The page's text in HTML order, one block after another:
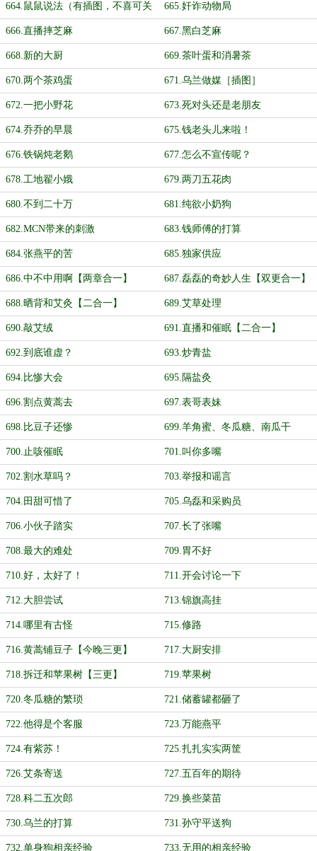
664.鼠鼠说法（有插图，不喜可关
设置）
665.奸诈动物局
666.直播摔芝麻 667.黑白芝麻
668.新的大厨 669.茶叶蛋和消暑茶
670.两个茶鸡蛋 671.乌兰做媒［插图］
672.一把小野花 673.死对头还是老朋友
674.乔乔的早晨 675.钱老头儿来啦！
676.铁锅炖老鹅 677.怎么不宣传呢？
678.工地翟小娥 679.两刀五花肉
680.不到二十万 681.纯欲小奶狗
682.MCN带来的刺激 683.钱师傅的打算
684.张燕平的苦 685.独家供应
686.中不中用啊【两章合一】 687.磊磊的奇妙人生【双更合一】
688.晒背和艾灸【二合一】 689.艾草处理
690.敲艾绒 691.直播和催眠【二合一】
692.到底谁虚？ 693.炒青盐
694.比惨大会 695.隔盐灸
696.割点黄蒿去 697.表哥表妹
698.比豆子还惨 699.羊角蜜、冬瓜糖、南瓜干
700.止咳催眠 701.叫你多嘴
702.割水草吗？ 703.举报和谣言
704.田甜可惜了 705.乌磊和采购员
706.小伙子踏实 707.长了张嘴
708.最大的难处 709.胃不好
710.好，太好了！ 711.开会讨论一下
712.大胆尝试 713.锦旗高挂
714.哪里有古怪 715.修路
716.黄蒿铺豆子【今晚三更】 717.大厨安排
718.拆迁和苹果树【三更】 719.苹果树
720.冬瓜糖的繁琐 721.储蓄罐都砸了
722.他得是个客服 723.万能燕平
724.有紫苏！ 725.扎扎实实两筐
726.艾条寄送 727.五百年的期待
728.科二五次郎 729.换些菜苗
730.乌兰的打算 731.孙守平送狗
732.单身狗相亲经验 733.无用的相亲经验